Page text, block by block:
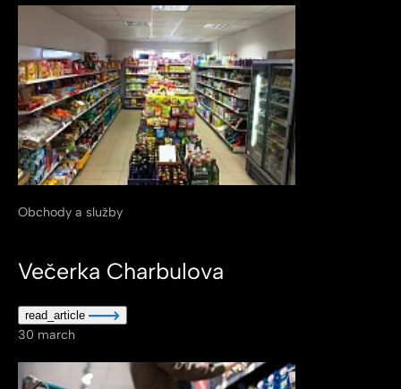
Obchody a služby
Večerka Charbulova
read_article
30 march